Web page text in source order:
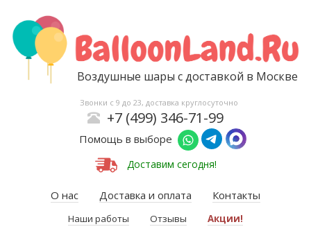
Воздушные шары с доставкой в Москве
Звонки с 9 до 23, доставка круглосуточно
+7 (499) 346-71-99
Помощь в выборе
Доставим сегодня!
О нас Доставка и оплата Контакты
Наши работы Отзывы Акции!